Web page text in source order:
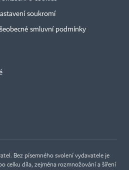
soukromí
smluvní podmínky
Bez písemného svolení vydavatele je
celku díla, zejména rozmnožování a šíření